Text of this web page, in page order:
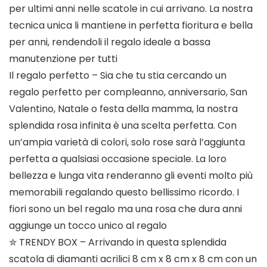
per ultimi anni nelle scatole in cui arrivano. La nostra
tecnica unica li mantiene in perfetta fioritura e bella
per anni, rendendoli il regalo ideale a bassa
manutenzione per tutti
Il regalo perfetto – Sia che tu stia cercando un
regalo perfetto per compleanno, anniversario, San
Valentino, Natale o festa della mamma, la nostra
splendida rosa infinita è una scelta perfetta. Con
un’ampia varietà di colori, solo rose sarà l’aggiunta
perfetta a qualsiasi occasione speciale. La loro
bellezza e lunga vita renderanno gli eventi molto più
memorabili regalando questo bellissimo ricordo. I
fiori sono un bel regalo ma una rosa che dura anni
aggiunge un tocco unico al regalo
✮ TRENDY BOX – Arrivando in questa splendida
scatola di diamanti acrilici 8 cm x 8 cm x 8 cm con un